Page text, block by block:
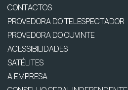
CONTACTOS
PROVEDORA DO TELESPECTADOR
PROVEDORA DO OUVINTE
ACESSIBILIDADES
SATÉLITES
A EMPRESA